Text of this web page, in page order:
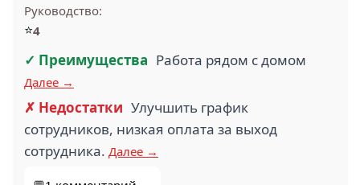
Руководство:
⭐4
✓ Преимущества Работа рядом с домом
Далее →
✗ Недостатки Улучшить график
сотрудников, низкая оплата за выход
сотрудника. Далее →